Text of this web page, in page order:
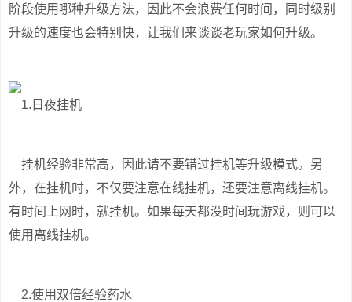
阶段使用哪种升级方法，因此不会浪费任何时间，同时级别
升级的速度也会特别快，让我们来谈谈老玩家如何升级。
1.日夜挂机
挂机经验非常高，因此请不要错过挂机等升级模式。另
外，在挂机时，不仅要注意在线挂机，还要注意离线挂机。
有时间上网时，就挂机。如果每天都没时间玩游戏，则可以
使用离线挂机。
2.使用双倍经验药水